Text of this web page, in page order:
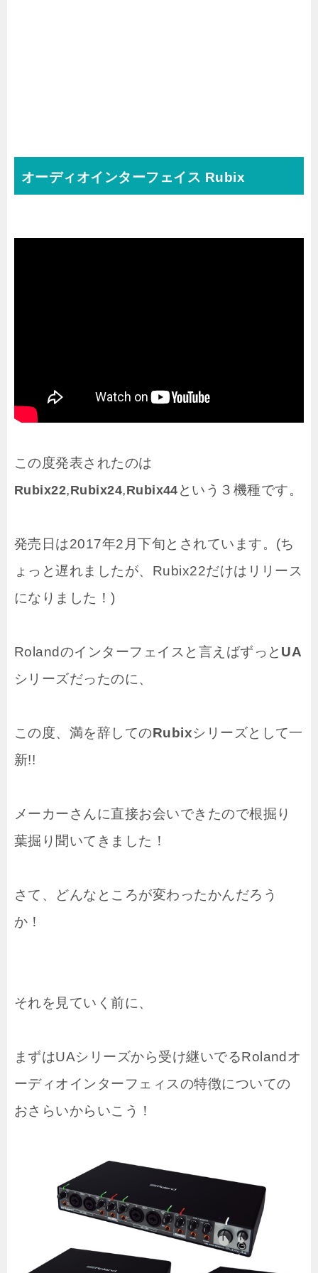
オーディオインターフェイス Rubix
この度発表されたのは
Rubix22,Rubix24,Rubix44 という３機種です。
発売日は2017年2月下旬とされています。(ち
ょっと遅れましたが、Rubix22だけはリリース
になりました！)
Rolandのインターフェイスと言えばずっと UA
シリーズだったのに、
この度、満を辞してのRubixシリーズとして一
新!!
メーカーさんに直接お会いできたので根掘り
葉掘り聞いてきました！
さて、どんなところが変わったかんだろう
か！
それを見ていく前に、
まずはUAシリーズから受け継いでるRolandオ
ーディオインターフェィスの特徴についての
おさらいからいこう！